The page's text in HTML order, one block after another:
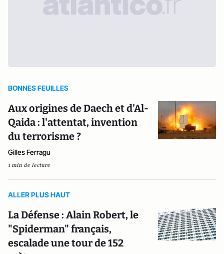
BONNES FEUILLES
Aux origines de Daech et d'Al-
Qaida : l'attentat, invention
du terrorisme ?
Gilles Ferragu
1 min de lecture
ALLER PLUS HAUT
La Défense : Alain Robert, le
"Spiderman" français,
escalade une tour de 152